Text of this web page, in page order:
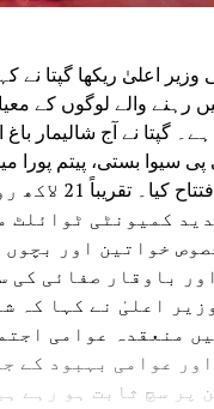
اعلیٰ ریکھا گپتا نے
والے لوگوں کے
گپتا نے آج شالیمار
سیوا بستی، پیتم پورا
کمیونٹی ٹوائلٹ
کمیونٹی ٹوائلٹ
خواتین اور
باوقار صفائی کی
اعلیٰ نے کہا کہ
منعقدہ عوامی
عوامی بہبود کے
پر سچ ثابت ہو رہے